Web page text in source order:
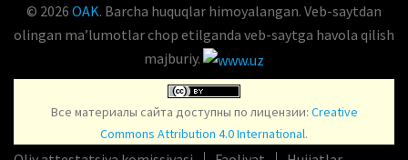
© 2026 OAK. Barcha huquqlar himoyalangan. Veb-saytdan
olingan maʼlumotlar chop etilganda veb-saytga havola qilish
majburiy.
Все материалы сайта доступны по лицензии: Creative
Commons Attribution 4.0 International.